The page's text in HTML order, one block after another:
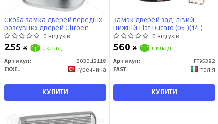
Скоба замка дверей передніх
розсувних дверей Citroen
Jumper I/II/Fiat Ducato (97-06)
(B030.13118) EXXEL
0 відгуків
255 ₴ склад
Артикул:
B030.13118
EXXEL
Туреччина
КУПИТИ
Замок дверей зад. лівий
нижній Fiat Ducato (06-)(14-)
(FT95382) Fast0 відгуків
560 ₴ склад
Артикул:
FT95382
FAST
Італія
КУПИТИ